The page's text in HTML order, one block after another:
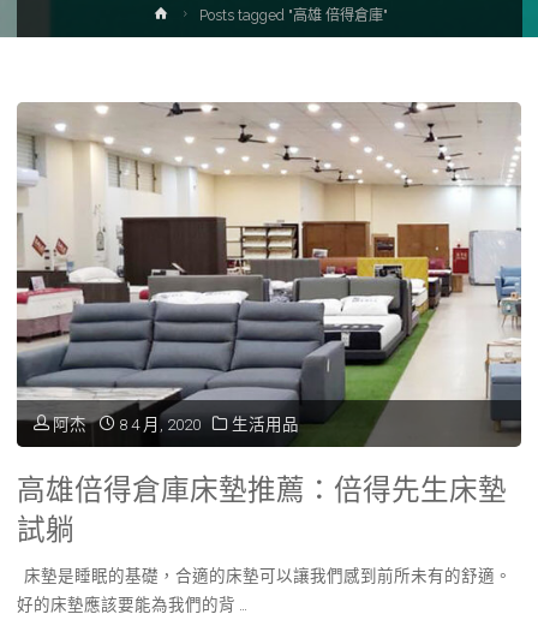
HomePosts tagged "高雄 倍得倉庫"
阿杰 8 4 月, 2020 生活用品
高雄倍得倉庫床墊推薦：倍得先生床墊
試躺
床墊是睡眠的基礎，合適的床墊可以讓我們感到前所未有的舒適。
好的床墊應該要能為我們的背 …